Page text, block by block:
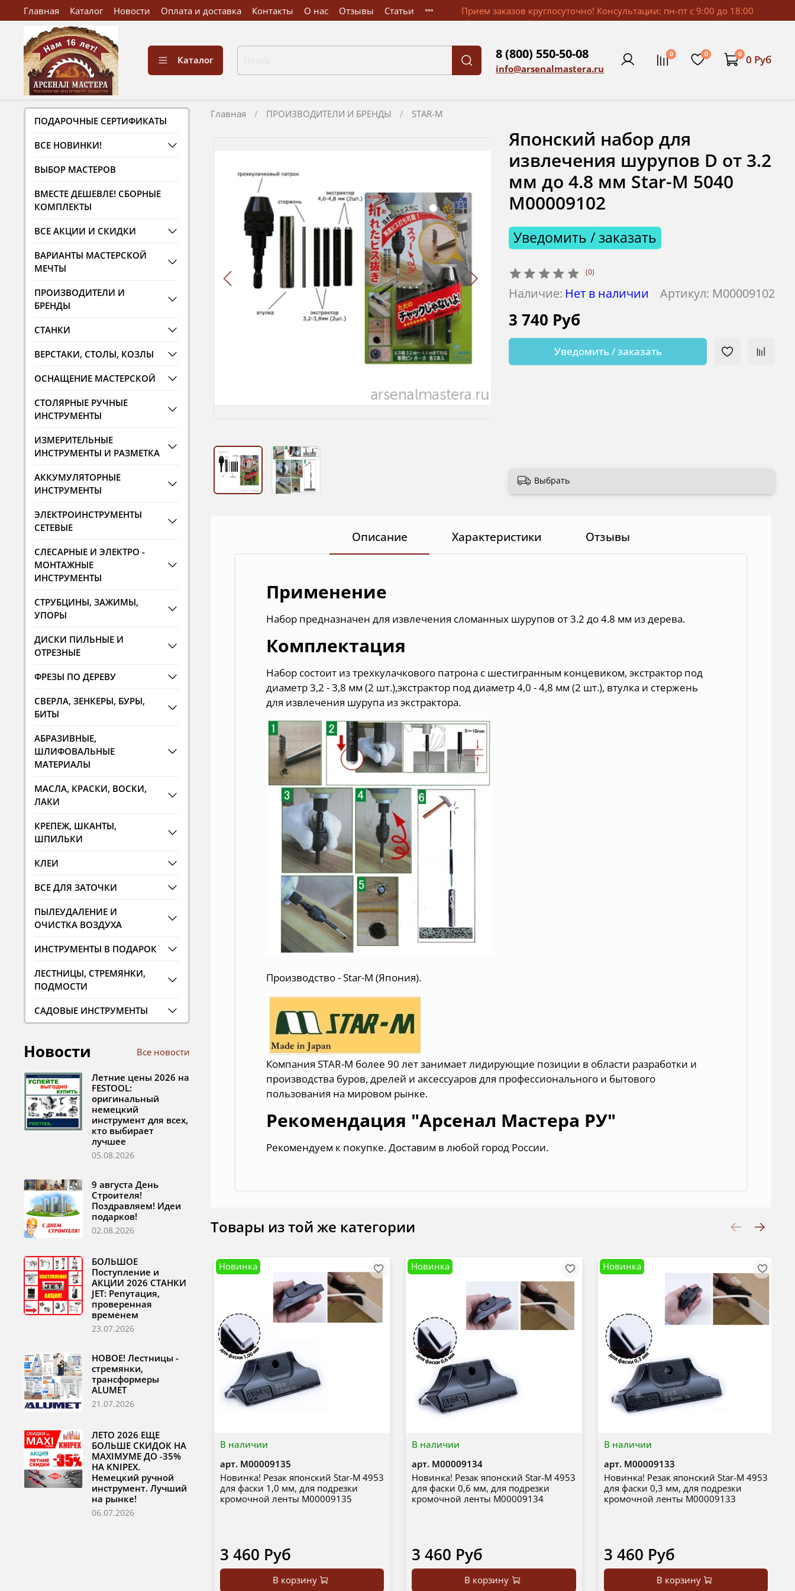
Главная Каталог Новости Оплата и доставка Контакты О нас Отзывы Статьи Прием заказов круглосуточно! Консультации: пн-пт с 9:00 до 18:00
Каталог 8 (800) 550-50-08
info@arsenalmastera.ru
0 0 0 0 Руб
Главная ПРОИЗВОДИТЕЛИ И БРЕНДЫ STAR-M
(0)
Артикул: М00009102
Наличие: Нет в наличии
Уведомить / заказать
Японский набор для
извлечения шурупов D от 3.2
мм до 4.8 мм Star-M 5040
М00009102
3 740 Руб
Уведомить / заказать
Выбрать
Описание Характеристики Отзывы
Применение
Набор предназначен для извлечения сломанных шурупов от 3.2 до 4.8 мм из дерева.
Комплектация
Набор состоит из трехкулачкового патрона с шестигранным концевиком, экстрактор под
диаметр 3,2 - 3,8 мм (2 шт.),экстрактор под диаметр 4,0 - 4,8 мм (2 шт.), втулка и стержень
для извлечения шурупа из экстрактора.
Производство - Star-M (Япония).
Компания STAR-M более 90 лет занимает лидирующие позиции в области разработки и
производства буров, дрелей и аксессуаров для профессионального и бытового
пользования на мировом рынке.
Рекомендация "Арсенал Мастера РУ"
Рекомендуем к покупке. Доставим в любой город России.
Товары из той же категории
В наличии
Новинка
арт. М00009135
Новинка! Резак японский Star-M 4953
для фаски 1,0 мм, для подрезки
кромочной ленты М00009135
3 460 Руб
В корзину
В наличии
Новинка
арт. М00009134
Новинка! Резак японский Star-M 4953
для фаски 0,6 мм, для подрезки
кромочной ленты М00009134
3 460 Руб
В корзину
В наличии
Новинка
арт. М00009133
Новинка! Резак японский Star-M 4953
для фаски 0,3 мм, для подрезки
кромочной ленты М00009133
3 460 Руб
В корзину
ПОДАРОЧНЫЕ СЕРТИФИКАТЫ
ВСЕ НОВИНКИ!
ВЫБОР МАСТЕРОВ
ВМЕСТЕ ДЕШЕВЛЕ! СБОРНЫЕ
КОМПЛЕКТЫ
ВСЕ АКЦИИ И СКИДКИ
ВАРИАНТЫ МАСТЕРСКОЙ
МЕЧТЫ
ПРОИЗВОДИТЕЛИ И
БРЕНДЫ
СТАНКИ
ВЕРСТАКИ, СТОЛЫ, КОЗЛЫ
ОСНАЩЕНИЕ МАСТЕРСКОЙ
СТОЛЯРНЫЕ РУЧНЫЕ
ИНСТРУМЕНТЫ
ИЗМЕРИТЕЛЬНЫЕ
ИНСТРУМЕНТЫ И РАЗМЕТКА
АККУМУЛЯТОРНЫЕ
ИНСТРУМЕНТЫ
ЭЛЕКТРОИНСТРУМЕНТЫ
СЕТЕВЫЕ
СЛЕСАРНЫЕ И ЭЛЕКТРО -
МОНТАЖНЫЕ
ИНСТРУМЕНТЫ
СТРУБЦИНЫ, ЗАЖИМЫ,
УПОРЫ
ДИСКИ ПИЛЬНЫЕ И
ОТРЕЗНЫЕ
ФРЕЗЫ ПО ДЕРЕВУ
СВЕРЛА, ЗЕНКЕРЫ, БУРЫ,
БИТЫ
АБРАЗИВНЫЕ,
ШЛИФОВАЛЬНЫЕ
МАТЕРИАЛЫ
МАСЛА, КРАСКИ, ВОСКИ,
ЛАКИ
КРЕПЕЖ, ШКАНТЫ,
ШПИЛЬКИ
КЛЕИ
ВСЕ ДЛЯ ЗАТОЧКИ
ПЫЛЕУДАЛЕНИЕ И
ОЧИСТКА ВОЗДУХА
ИНСТРУМЕНТЫ В ПОДАРОК
ЛЕСТНИЦЫ, СТРЕМЯНКИ,
ПОДМОСТИ
САДОВЫЕ ИНСТРУМЕНТЫ
Новости Все новости
Летние цены 2026 на
FESTOOL:
оригинальный
немецкий
инструмент для всех,
кто выбирает
лучшее
05.08.2026
9 августа День
Строителя!
Поздравляем! Идеи
подарков!
02.08.2026
БОЛЬШОЕ
Поступление и
АКЦИИ 2026 СТАНКИ
JET: Репутация,
проверенная
временем
23.07.2026
НОВОЕ! Лестницы -
стремянки,
трансформеры
ALUMET
21.07.2026
ЛЕТО 2026 ЕЩЕ
БОЛЬШЕ СКИДОК НА
MAXIМУМЕ ДО -35%
НА KNIPEX.
Немецкий ручной
инструмент. Лучший
на рынке!
06.07.2026